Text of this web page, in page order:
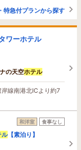
特急付プランから探す
ワーホテル
の天空ホテル
線南港北ICより約7
和洋室 食事なし
ル【素泊り】